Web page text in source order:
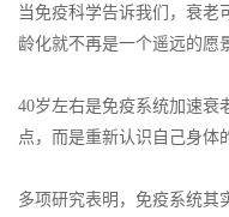
当免疫科学告诉我们，衰老
龄化就不再是一个遥远的愿
40岁左右是免疫系统加速
点，而是重新认识自己身体
多项研究表明，免疫系统其